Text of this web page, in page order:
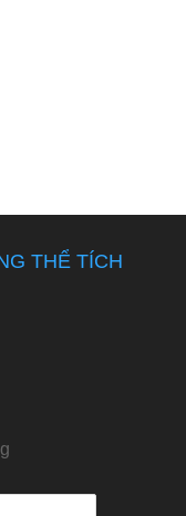
THỂ TÍCH